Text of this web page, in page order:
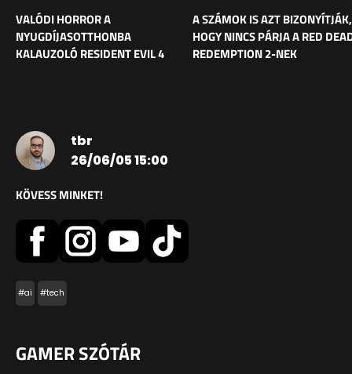
VALÓDI HORROR A
NYUGDÍJASOTTHONBA
KALAUZOLÓ RESIDENT EVIL 4
A SZÁMOK IS AZT BIZONYÍTJÁK,
HOGY NINCS PÁRJA A RED
REDEMPTION 2-NEK
tbr
26/06/05 15:00
KÖVESS MINKET!
#ai #tech
GAMER SZÓTÁR